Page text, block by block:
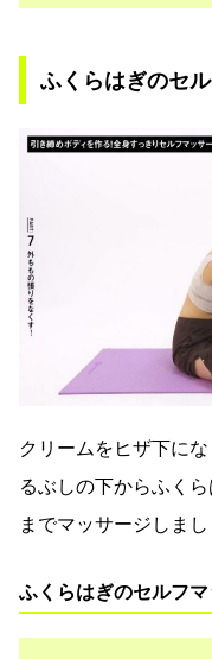
ふくらはぎのセ
クリームをヒザ下に
るぶしの下からふく
までマッサージしま
ふくらはぎのセルフ